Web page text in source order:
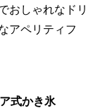
おしゃれなドリ
アペリティフ
式かき氷